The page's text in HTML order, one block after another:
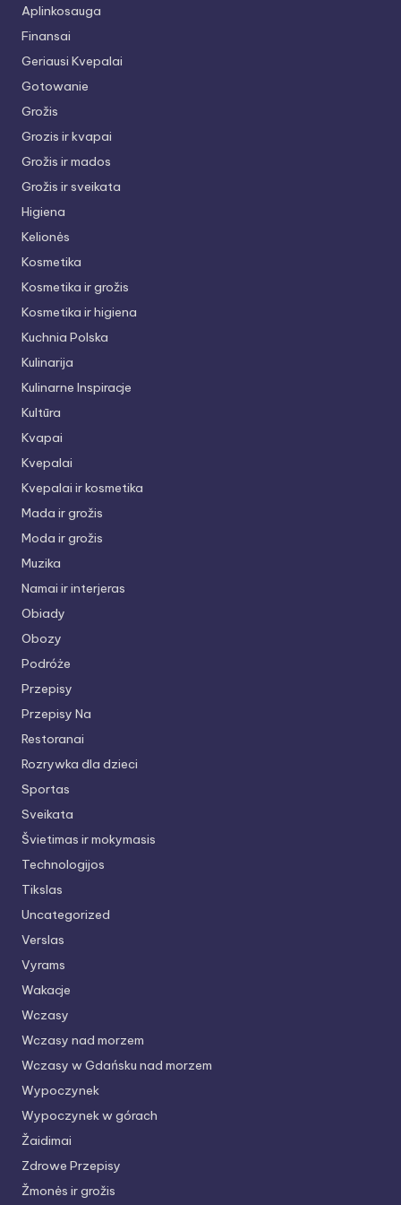
Aplinkosauga
Finansai
Geriausi Kvepalai
Gotowanie
Grožis
Grozis ir kvapai
Grožis ir mados
Grožis ir sveikata
Higiena
Kelionės
Kosmetika
Kosmetika ir grožis
Kosmetika ir higiena
Kuchnia Polska
Kulinarija
Kulinarne Inspiracje
Kultūra
Kvapai
Kvepalai
Kvepalai ir kosmetika
Mada ir grožis
Moda ir grožis
Muzika
Namai ir interjeras
Obiady
Obozy
Podróże
Przepisy
Przepisy Na
Restoranai
Rozrywka dla dzieci
Sportas
Sveikata
Švietimas ir mokymasis
Technologijos
Tikslas
Uncategorized
Verslas
Vyrams
Wakacje
Wczasy
Wczasy nad morzem
Wczasy w Gdańsku nad morzem
Wypoczynek
Wypoczynek w górach
Žaidimai
Zdrowe Przepisy
Žmonės ir grožis